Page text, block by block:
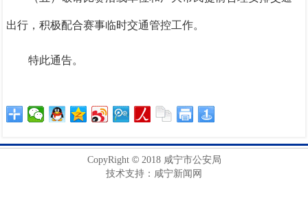
出行，积极配合赛事临时交通管控工作。
特此通告。
CopyRight ©2018 咸宁市公安局
技术支持：咸宁新闻网